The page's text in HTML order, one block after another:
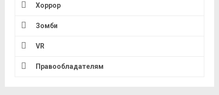
Хоррор
Зомби
VR
Правообладателям